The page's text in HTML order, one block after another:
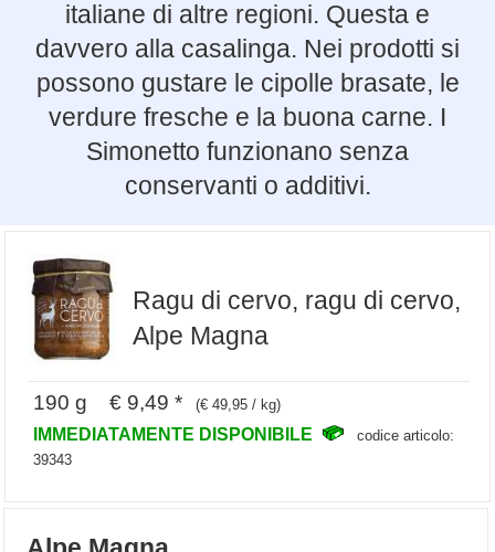
italiane di altre regioni. Questa e
davvero alla casalinga. Nei prodotti si
possono gustare le cipolle brasate, le
verdure fresche e la buona carne. I
Simonetto funzionano senza
conservanti o additivi.
Ragu di cervo, ragu di cervo,
Alpe Magna
190 g € 9,49 * (€ 49,95 / kg)
IMMEDIATAMENTE DISPONIBILE
codice articolo:
39343